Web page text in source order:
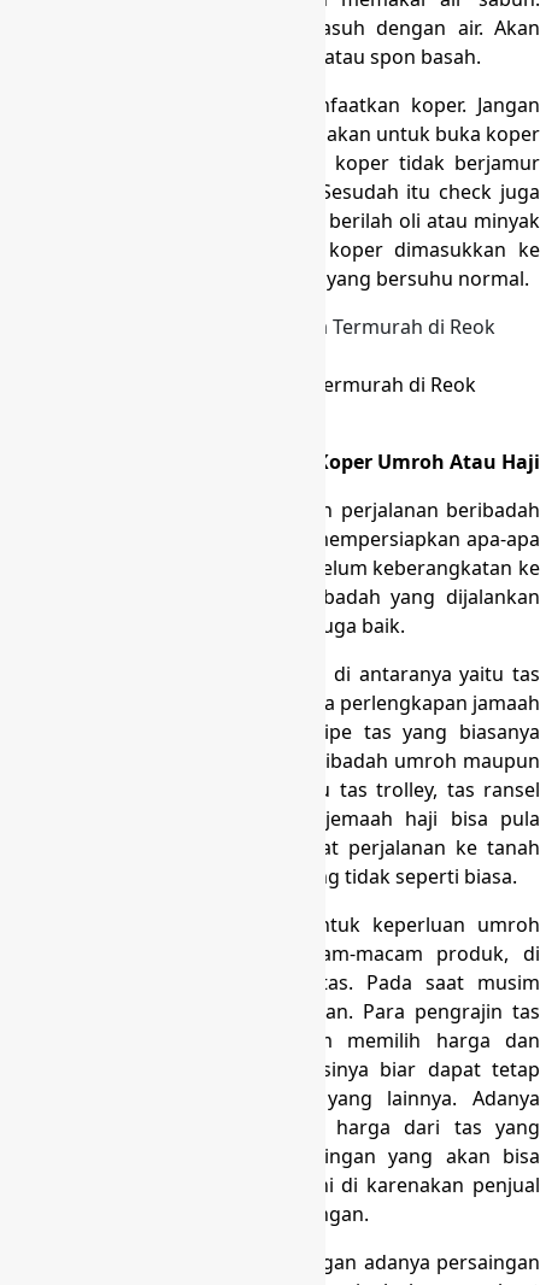
Tetapi apabila sudah, jangan dibasuh dengan air. Akan
tetapi di lap dengan kain 1/2 basah atau spon basah.
– Jika Anda sudah selesai memanfaatkan koper. Jangan
terus dibungkus dan disimpan. Biasakan untuk buka koper
dalam waktu yang cukup. Supaya koper tidak berjamur
dan bau tidak enak di dalamnya. Sesudah itu check juga
trolly dan roda koper, apabila seret berilah oli atau minyak
biar lancar. Bila sudah, baru tas koper dimasukkan ke
plastik dan disimpan dalam tempat yang bersuhu normal.
Produksi Tas Koper Umroh Harga Termurah di Reok
Referensi Produk Pabrik Tas dan Koper Umroh Atau Haji
Bagi orang yang akan menjalankan perjalanan beribadah
di tanah suci, tentu mereka perlu mempersiapkan apa-apa
yang perlu buat di penuhi saat sebelum keberangkatan ke
tanah suci dilaksanakan dan beribadah yang dijalankan
bisa dijalankan dengan lancar dan juga baik.
Sebagian hal yang perlu di penuhi di antaranya yaitu tas
yang dapat dipakai untuk membawa perlengkapan jamaah
umroh atau haji. Ada sebagian tipe tas yang biasanya
dipakai pada waktu melakukan beribadah umroh maupun
haji, di antaranya ialah koper atau tas trolley, tas ransel
dan tas pinggang. Untuk calon jemaah haji bisa pula
memperoleh tas yang dipakai buat perjalanan ke tanah
suci dari tanah pabrik tas koper yang tidak seperti biasa.
Produk dari pabrik tas koper untuk keperluan umroh
ataupun haji tediri dari bermacam-macam produk, di
antaranya yaitu troley maupun tas. Pada saat musim
umroh ataupun haji akan dijalankan. Para pengrajin tas
haji akan berlomba-lomba dalam memilih harga dan
kualitas dari tas yang di produksinya biar dapat tetap
bersaing dengan pengrajin tas yang lainnya. Adanya
persaingan tentang kualitas dan harga dari tas yang
tentunya akan menjadikan persaingan yang akan bisa
menguntungkan konsumen. Hal ini di karenakan penjual
akan terus memperbanyak keuntungan.
Konsumen akan di untungkan dengan adanya persaingan